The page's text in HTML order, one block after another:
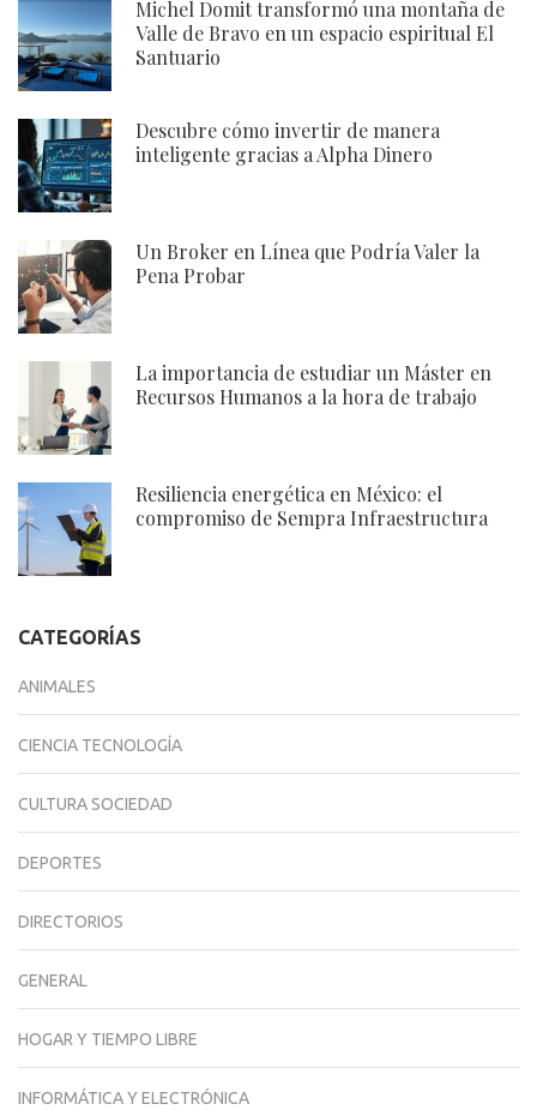
Michel Domit transformó una montaña de
Valle de Bravo en un espacio espiritual El
Santuario
Descubre cómo invertir de manera
inteligente gracias a Alpha Dinero
Un Broker en Línea que Podría Valer la
Pena Probar
La importancia de estudiar un Máster en
Recursos Humanos a la hora de trabajo
Resiliencia energética en México: el
compromiso de Sempra Infraestructura
CATEGORÍAS
ANIMALES
CIENCIA TECNOLOGÍA
CULTURA SOCIEDAD
DEPORTES
DIRECTORIOS
GENERAL
HOGAR Y TIEMPO LIBRE
INFORMÁTICA Y ELECTRÓNICA